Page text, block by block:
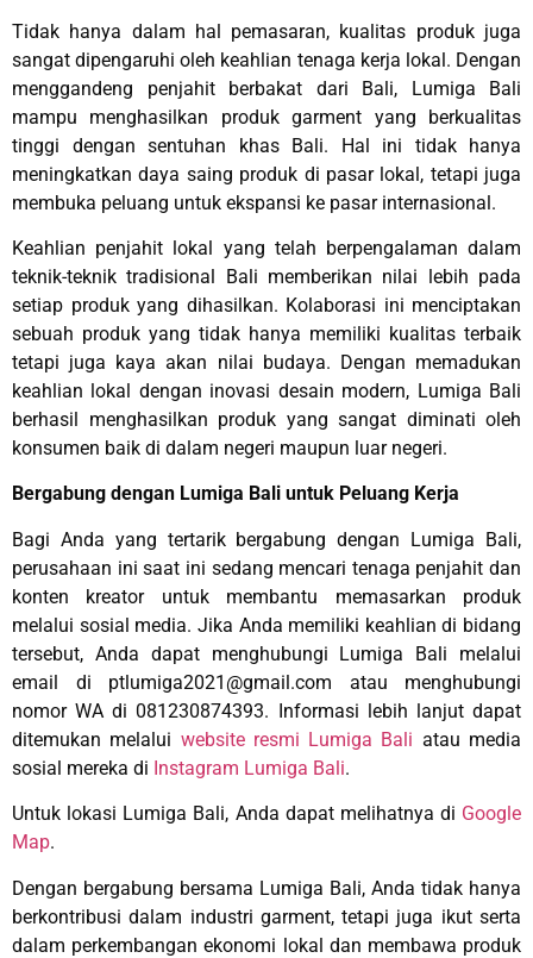
Tidak hanya dalam hal pemasaran, kualitas produk juga
sangat dipengaruhi oleh keahlian tenaga kerja lokal. Dengan
menggandeng penjahit berbakat dari Bali, Lumiga Bali
mampu menghasilkan produk garment yang berkualitas
tinggi dengan sentuhan khas Bali. Hal ini tidak hanya
meningkatkan daya saing produk di pasar lokal, tetapi juga
membuka peluang untuk ekspansi ke pasar internasional.
Keahlian penjahit lokal yang telah berpengalaman dalam
teknik-teknik tradisional Bali memberikan nilai lebih pada
setiap produk yang dihasilkan. Kolaborasi ini menciptakan
sebuah produk yang tidak hanya memiliki kualitas terbaik
tetapi juga kaya akan nilai budaya. Dengan memadukan
keahlian lokal dengan inovasi desain modern, Lumiga Bali
berhasil menghasilkan produk yang sangat diminati oleh
konsumen baik di dalam negeri maupun luar negeri.
Bergabung dengan Lumiga Bali untuk Peluang Kerja
Bagi Anda yang tertarik bergabung dengan Lumiga Bali,
perusahaan ini saat ini sedang mencari tenaga penjahit dan
konten kreator untuk membantu memasarkan produk
melalui sosial media. Jika Anda memiliki keahlian di bidang
tersebut, Anda dapat menghubungi Lumiga Bali melalui
email di ptlumiga2021@gmail.com atau menghubungi
nomor WA di 081230874393. Informasi lebih lanjut dapat
ditemukan melalui website resmi Lumiga Bali atau media
sosial mereka di Instagram Lumiga Bali.
Untuk lokasi Lumiga Bali, Anda dapat melihatnya di Google
Map.
Dengan bergabung bersama Lumiga Bali, Anda tidak hanya
berkontribusi dalam industri garment, tetapi juga ikut serta
dalam perkembangan ekonomi lokal dan membawa produk